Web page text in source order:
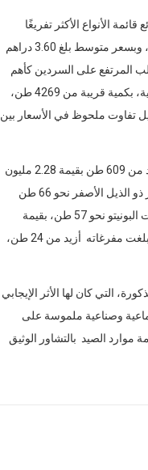
الأنواع الأكثر تفريغًا
بميناء آسفي، حيث بلغ وزنه الإجمالي حوالي 29641 طن، بقيمة مالية تجاوزت 106,33 مليون درهم، وبسعر متوسط بلغ 3.60 دراهم
استمرار الطلب المرتفع على السردين كأهم
منتوج بحري في الميناء، فيما جاء الإسقمري الإسباني الأطلسي (الماكرو الإسباني) في المرتبة الثانية، بكمية قريبة من 4269 طن،
3.23 دراهم للكيلوغرام، مع تسجيل تفاوت ملحوظ في الأسعار بين
هذا و سجلت أنواع أخرى حضورًا مهما في الميناء ذاته، خلال الفترة نفسها، منها سمك الأنشوفة بأزيد من 609 طن بقيمة 2.28 مليون
درهم وبسعر متوسط بلغ 3.77 دراهم للكيلوغرام، فيما بلغت مفرغات الشرن أو ما يعرف الشينشار ذو الذيل الأصفر نحو 66 طن
بأزيد من 280 ألف درهم وبسعر متوسط بلغ على العموم 4.77 دراهم للكيلوغرام، و ناهزت مفرغات البونيتو نحو 57 طن، بقيمة
تجاوت 257 ألف درهم، وبسعر متوسط بلغ 4.32 دراهم للكيلوغرام، أما بونيت مخطط الظهر، فقد بلغت مفرغاته أزيد من 24 طن،
التي كان لها الأثر الإيجابي
وصناعية ملموسة على
الصيد بالتشاور الوثيق